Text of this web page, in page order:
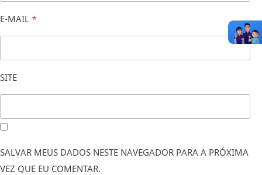
E-MAIL *
SITE
SALVAR MEUS DADOS NESTE NAVEGADOR PARA A PRÓXIMA
VEZ QUE EU COMENTAR.